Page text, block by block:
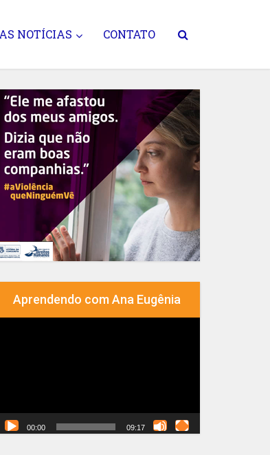
NOTÍCIAS CONTATO
Aprendendo com Ana Eugênia
00:00 09:17